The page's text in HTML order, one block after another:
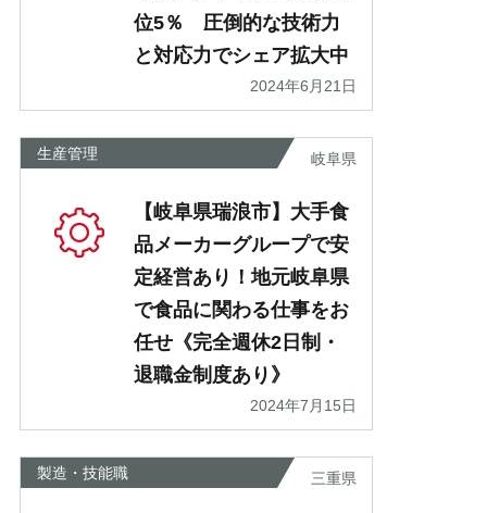
位5％ 圧倒的な技術力
と対応力でシェア拡大中
2024年6月21日
生産管理 岐阜県
【岐阜県瑞浪市】大手食
品メーカーグループで安
定経営あり！地元岐阜県
で食品に関わる仕事をお
任せ《完全週休2日制・
退職金制度あり》
2024年7月15日
製造・技能職 三重県